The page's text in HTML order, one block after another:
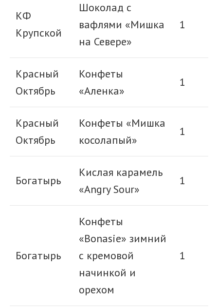
КФ
Крупской
Шоколад с
вафлями «Мишка
на Севере»
1
Красный
Октябрь
Конфеты
«Аленка»
1
Красный
Октябрь
Конфеты «Мишка
косолапый»
1
Богатырь
Кислая карамель
«Angry Sour»
1
Богатырь
Конфеты
«Bonasie» зимний
с кремовой
начинкой и
орехом
1